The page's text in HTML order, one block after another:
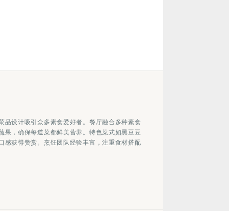
设计吸引众多素食爱好者。餐厅融合多种素食
果，确保每道菜都鲜美营养。特色菜式如黑豆豆
感获得赞赏。烹饪团队经验丰富，注重食材搭配